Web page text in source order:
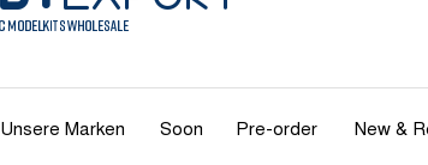
Unsere Marken Soon Pre-order New &